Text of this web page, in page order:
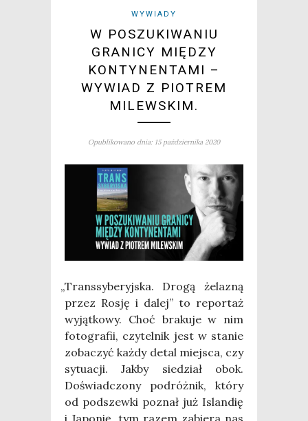
WYWIADY
W POSZUKIWANIU
GRANICY MIĘDZY
KONTYNENTAMI –
WYWIAD Z PIOTREM
MILEWSKIM.
Opublikowano dnia: 15 października 2020
„Trans­sy­be­ryj­ska. Dro­gą żela­zną
przez Rosję i dalej” to repor­taż
wyjąt­ko­wy. Choć bra­ku­je w nim
foto­gra­fii, czy­tel­nik jest w sta­nie
zoba­czyć każ­dy detal miej­sca, czy
sytu­acji. Jak­by sie­dział obok.
Doświad­czo­ny podróż­nik, któ­ry
od pod­szew­ki poznał już Islan­dię